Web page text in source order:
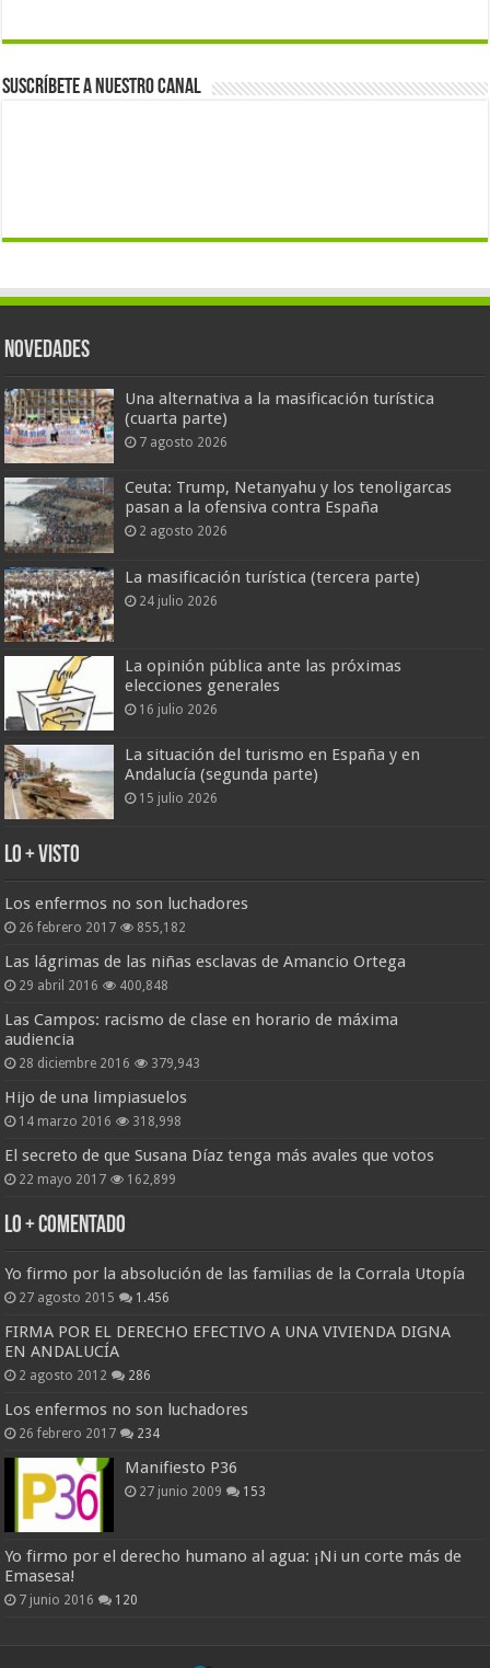
Suscríbete a nuestro canal
Novedades
Una alternativa a la masificación turística
(cuarta parte)
7 agosto 2026
Ceuta: Trump, Netanyahu y los tenoligarcas
pasan a la ofensiva contra España
2 agosto 2026
La masificación turística (tercera parte)
24 julio 2026
La opinión pública ante las próximas
elecciones generales
16 julio 2026
La situación del turismo en España y en
Andalucía (segunda parte)
15 julio 2026
Lo + Visto
Los enfermos no son luchadores
26 febrero 2017 855,182
Las lágrimas de las niñas esclavas de Amancio Ortega
29 abril 2016 400,848
Las Campos: racismo de clase en horario de máxima
audiencia
28 diciembre 2016 379,943
Hijo de una limpiasuelos
14 marzo 2016 318,998
El secreto de que Susana Díaz tenga más avales que votos
22 mayo 2017 162,899
Lo + Comentado
Yo firmo por la absolución de las familias de la Corrala Utopía
27 agosto 2015 1.456
FIRMA POR EL DERECHO EFECTIVO A UNA VIVIENDA DIGNA
EN ANDALUCÍA
2 agosto 2012 286
Los enfermos no son luchadores
26 febrero 2017 234
Manifiesto P36
27 junio 2009 153
Yo firmo por el derecho humano al agua: ¡Ni un corte más de
Emasesa!
7 junio 2016 120